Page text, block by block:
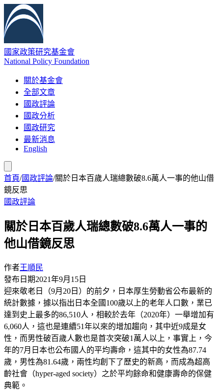
國家政策研究基金會
National Policy Foundation
關於基金會
全部文章
國政評論
國政分析
國政研究
最新消息
English
首頁/國政評論/關於日本百歲人瑞總數破8.6萬人一事的他山借
鏡反思
國政評論
關於日本百歲人瑞總數破8.6萬人一事的
他山借鏡反思
作者王順民
發布日期2021年9月15日
迎來敬老日（9月20日）的前夕，日本厚生勞動省公布最新的
統計數據，據以指出日本全國100歲以上的老年人口數，業已
達到史上最多的86,510人，相較於去年（2020年）一舉增加有
6,060人，這也是連續51年以來的增加趨向，其中近9成是女
性，而男性破百歲人數也是首次突破1萬人以上，事實上，今
年的7月日本也公布國人的平均壽命，這其中的女性為87.74
歲，男性為81.64歲，兩性均創下了歷史的新高，而成為超高
齡社會（hyper-aged society）之於平均餘命和健康壽命的保健
典範。